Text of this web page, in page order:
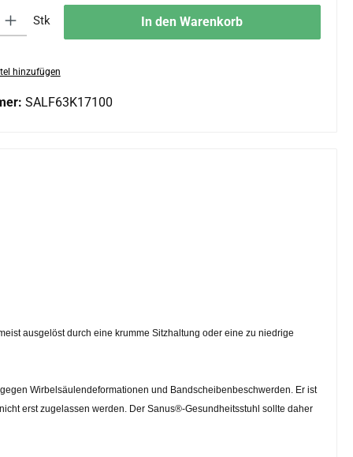
Stk In den Warenkorb
hinzufügen
SALF63K17100
ausgelöst durch eine krumme Sitzhaltung oder eine zu niedrige
Wirbelsäulendeformationen und Bandscheibenbeschwerden. Er ist
erst zugelassen werden. Der Sanus®-Gesundheitsstuhl sollte daher